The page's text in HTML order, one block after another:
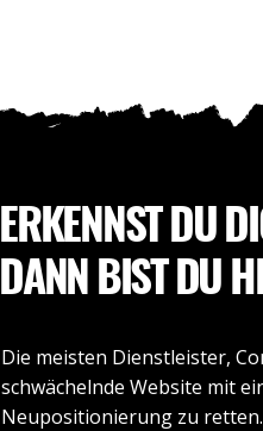
ERKENNST DU
DANN BIST DU
Die meisten Dienstleister,
schwächelnde Website mit
Neupositionierung zu retten.